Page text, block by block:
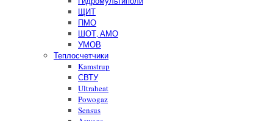
ЩИТ
ПМО
ШОТ, АМО
УМОВ
Теплосчетчики
Kamstrup
СВТУ
Ultraheat
Powogaz
Sensus